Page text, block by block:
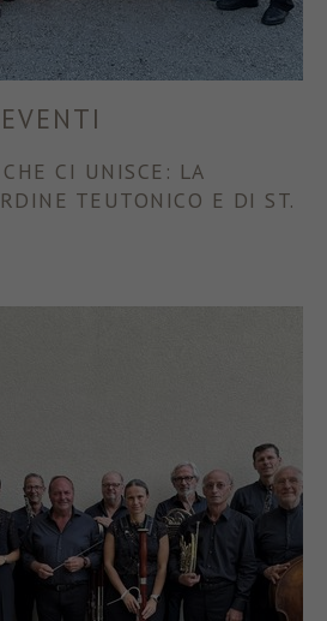
EVENTI
CI UNISCE: LA
TEUTONICO E DI ST.